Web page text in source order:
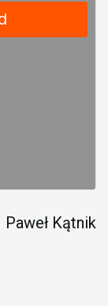
Paweł Kątnik